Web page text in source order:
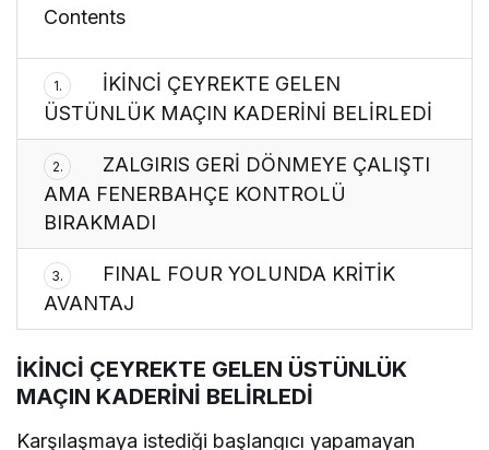
Contents
1.
İKİNCİ ÇEYREKTE GELEN
ÜSTÜNLÜK MAÇIN KADERİNİ BELİRLEDİ
2.
ZALGIRIS GERİ DÖNMEYE ÇALIŞTI
AMA FENERBAHÇE KONTROLÜ
BIRAKMADI
3.
FINAL FOUR YOLUNDA KRİTİK
AVANTAJ
İKİNCİ ÇEYREKTE GELEN ÜSTÜNLÜK
MAÇIN KADERİNİ BELİRLEDİ
Karşılaşmaya istediği başlangıcı yapamayan